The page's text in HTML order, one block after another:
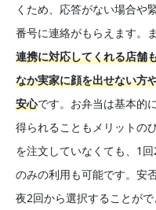
くため、応答がない場合や
番号に連絡がもらえます。ま
連携に対応してくれる店舗
なか実家に顔を出せない方
安心です。お弁当は基本的
得られることもメリットの
を注文していなくても、1
のみの利用も可能です。安
夜2回から選択することがで